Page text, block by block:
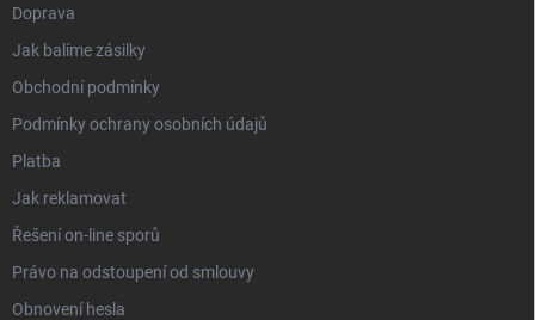
Doprava
Jak balíme zásilky
Obchodní podmínky
Podmínky ochrany osobních údajů
Platba
Jak reklamovat
Řešení on-line sporů
Právo na odstoupení od smlouvy
Obnovení hesla